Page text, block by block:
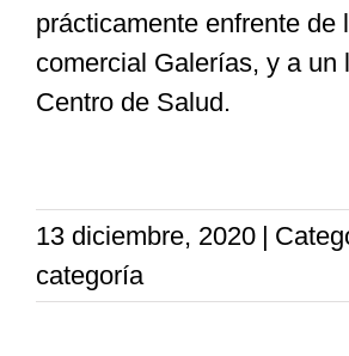
prácticamente enfrente de
comercial Galerías, y a un
Centro de Salud.
13 diciembre, 2020 |
categoría